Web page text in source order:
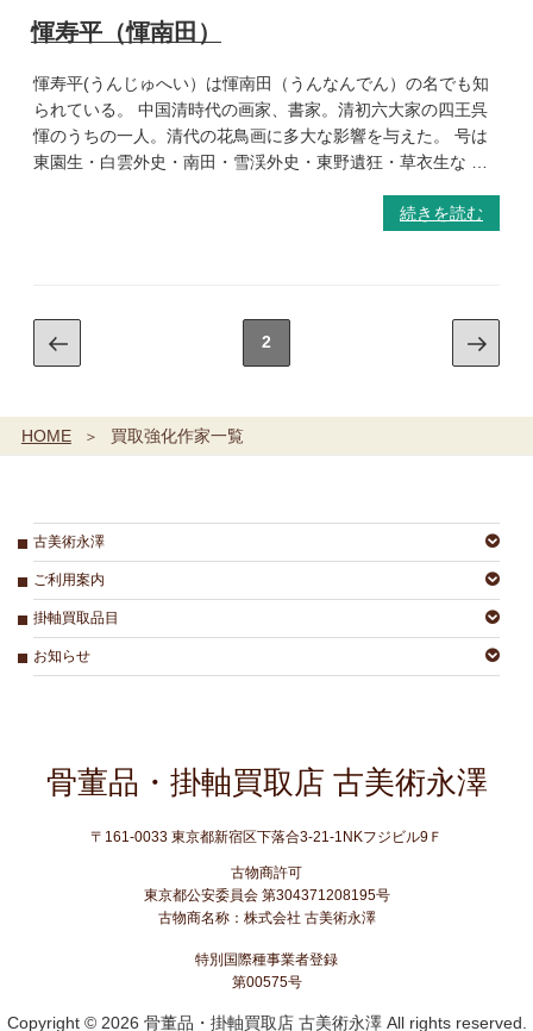
惲寿平（惲南田）
惲寿平(うんじゅへい）は惲南田（うんなんでん）の名でも知
られている。 中国清時代の画家、書家。清初六大家の四王呉
惲のうちの一人。清代の花鳥画に多大な影響を与えた。 号は
東園生・白雲外史・南田・雪渓外史・東野遺狂・草衣生な …
続きを読む
2
HOME 買取強化作家一覧
古美術永澤
ご利用案内
掛軸買取品目
お知らせ
骨董品・掛軸買取店 古美術永澤
〒161-0033 東京都新宿区下落合3-21-1NKフジビル9Ｆ
古物商許可
東京都公安委員会 第304371208195号
古物商名称：株式会社 古美術永澤
特別国際種事業者登録
第00575号
Copyright © 2026 骨董品・掛軸買取店 古美術永澤 All rights reserved.